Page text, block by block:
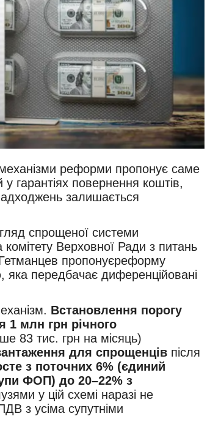
реформи пропонує саме
гарантіях повернення коштів,
залишається
спрощеної системи
Верховної Ради з питань
пропонуєреформу
передбачає диференційовані
Встановлення порогу
1 млн грн річного
83 тис. грн на місяць)
для спрощенців після
з поточних 6% (єдиний
ФОП) до 20–22% з
у цій схемі наразі не
з усіма супутніми